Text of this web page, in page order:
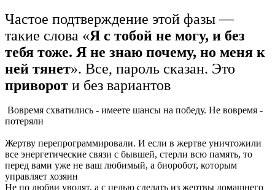
Частое подтверждение этой фазы —
такие слова «Я с тобой не могу, и без
тебя тоже. Я не знаю почему, но меня к
ней тянет». Все, пароль сказан. Это
приворот и без вариантов
Вовремя схватились - имеете шансы на победу. Не вовремя -
потеряли
Жертву перепрограммировали. И если в жертве уничтожили
все энергетические связи с бывшей, стерли всю память, то
перед вами уже не ваш любимый, а биоробот, которым
управляет хозяин
Не по любви уводят, а с целью сделать из жертвы домашнего